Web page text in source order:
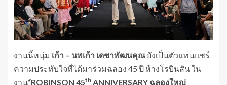
งานนี้หนุ่ม เก้า – นพเก้า เดชาพัฒนคุณ ยังเป็นตัวแทนแชร์
ความประทับใจที่ได้มาร่วมฉลอง 45 ปี ห้างโรบินสัน ใน
งาน“ROBINSON 45th ANNIVERSARY ฉลองใหญ่